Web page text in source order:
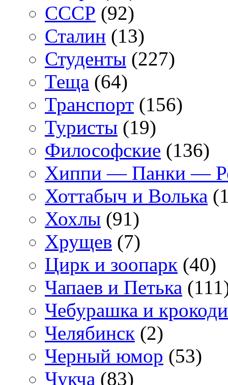
СССР (92)
Сталин (13)
Студенты (227)
Теща (64)
Транспорт (156)
Туристы (19)
Философские (136)
Хиппи — Панки —
Хоттабыч и Волька
Хохлы (91)
Хрущев (7)
Цирк и зоопарк (40)
Чапаев и Петька
Чебурашка и
Челябинск (2)
Черный юмор (53)
Чукча (83)